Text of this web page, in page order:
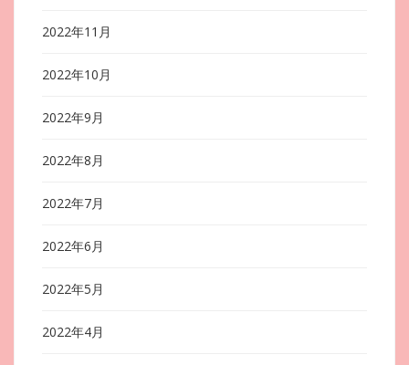
2022年11月
2022年10月
2022年9月
2022年8月
2022年7月
2022年6月
2022年5月
2022年4月